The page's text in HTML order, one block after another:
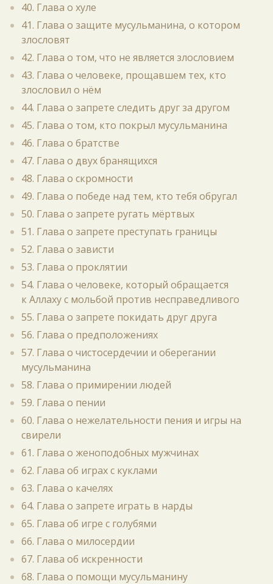
40. Глава о хуле
41. Глава о защите мусульманина, о котором
злословят
42. Глава о том, что не является злословием
43. Глава о человеке, прощавшем тех, кто
злословил о нём
44. Глава о запрете следить друг за другом
45. Глава о том, кто покрыл мусульманина
46. Глава о братстве
47. Глава о двух бранящихся
48. Глава о скромности
49. Глава о победе над тем, кто тебя обругал
50. Глава о запрете ругать мёртвых
51. Глава о запрете преступать границы
52. Глава о зависти
53. Глава о проклятии
54. Глава о человеке, который обращается
к Аллаху с мольбой против несправедливого
55. Глава о запрете покидать друг друга
56. Глава о предположениях
57. Глава о чистосердечии и оберегании
мусульманина
58. Глава о примирении людей
59. Глава о пении
60. Глава о нежелательности пения и игры на
свирели
61. Глава о женоподобных мужчинах
62. Глава об играх с куклами
63. Глава о качелях
64. Глава о запрете играть в нарды
65. Глава об игре с голубями
66. Глава о милосердии
67. Глава об искренности
68. Глава о помощи мусульманину